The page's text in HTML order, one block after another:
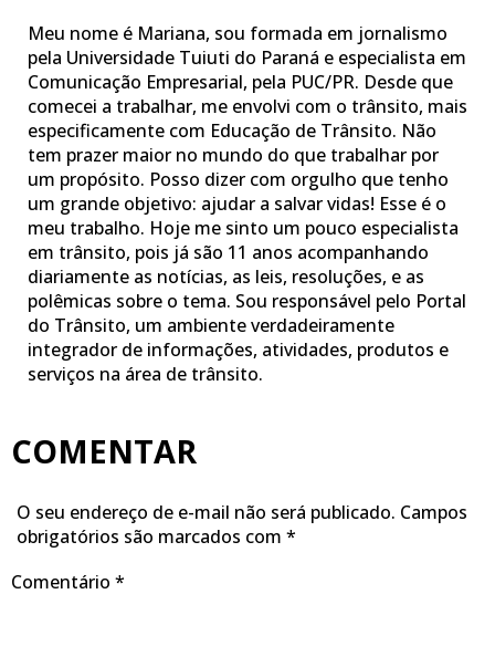
Meu nome é Mariana, sou formada em jornalismo
pela Universidade Tuiuti do Paraná e especialista em
Comunicação Empresarial, pela PUC/PR. Desde que
comecei a trabalhar, me envolvi com o trânsito, mais
especificamente com Educação de Trânsito. Não
tem prazer maior no mundo do que trabalhar por
um propósito. Posso dizer com orgulho que tenho
um grande objetivo: ajudar a salvar vidas! Esse é o
meu trabalho. Hoje me sinto um pouco especialista
em trânsito, pois já são 11 anos acompanhando
diariamente as notícias, as leis, resoluções, e as
polêmicas sobre o tema. Sou responsável pelo Portal
do Trânsito, um ambiente verdadeiramente
integrador de informações, atividades, produtos e
serviços na área de trânsito.
COMENTAR
O seu endereço de e-mail não será publicado. Campos
obrigatórios são marcados com *
Comentário *